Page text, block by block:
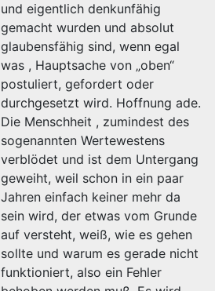
und eigentlich denkunfähig
gemacht wurden und absolut
glaubensfähig sind, wenn egal
was , Hauptsache von „oben“
postuliert, gefordert oder
durchgesetzt wird. Hoffnung ade.
Die Menschheit , zumindest des
sogenannten Wertewestens
verblödet und ist dem Untergang
geweiht, weil schon in ein paar
Jahren einfach keiner mehr da
sein wird, der etwas vom Grunde
auf versteht, weiß, wie es gehen
sollte und warum es gerade nicht
funktioniert, also ein Fehler